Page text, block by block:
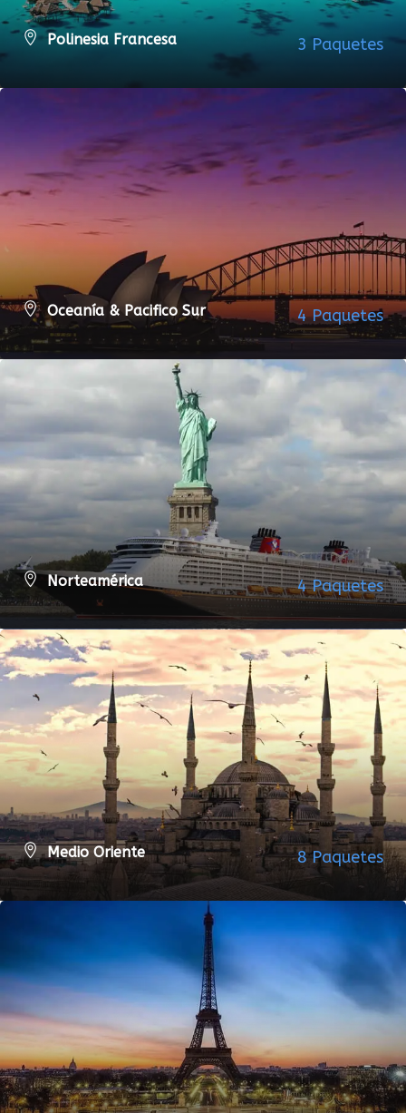
Polinesia Francesa 3 Paquetes
Oceanía & Pacifico Sur 4 Paquetes
Norteamérica 4 Paquetes
VER TODOS LOS PAQUETES
Medio Oriente 8 Paquetes